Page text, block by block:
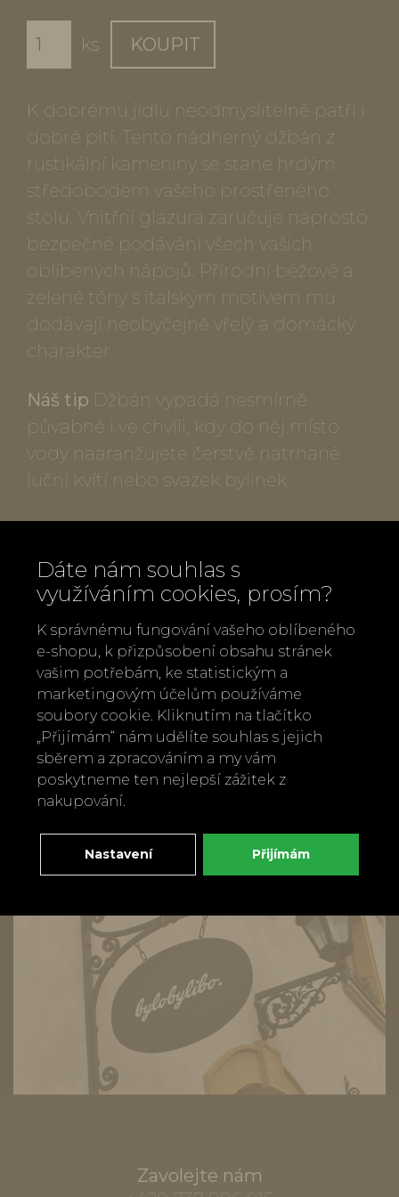
ks KOUPIT
K dobrému jídlu neodmyslitelně patří i
dobré pití. Tento nádherný džbán z
rustikální kameniny se stane hrdým
středobodem vašeho prostřeného
stolu. Vnitřní glazura zaručuje naprosto
bezpečné podávání všech vašich
oblíbených nápojů. Přírodní béžové a
zelené tóny s italským motivem mu
dodávají neobyčejně vřelý a domácký
charakter.
Náš tip Džbán vypadá nesmírně
půvabně i ve chvíli, kdy do něj místo
vody naaranžujete čerstvě natrhané
luční kvítí nebo svazek bylinek.
Rozměry:výška 25,4 cm, šířka 17,5 cm,
hloubka 12,8 cm
Materiál:kamenina s vnitřní glazurou
Barvy:harmonická béžová a zelená
Design:räder (Německo)
Zpět Doporučit
Zavolejte nám
Dáte nám souhlas s
využíváním cookies, prosím?
K správnému fungování vašeho oblíbeného
e-shopu, k přizpůsobení obsahu stránek
vašim potřebám, ke statistickým a
marketingovým účelům používáme
soubory cookie. Kliknutím na tlačítko
„Přijímám“ nám udělíte souhlas s jejich
sběrem a zpracováním a my vám
poskytneme ten nejlepší zážitek z
nakupování.
Nastavení Přijímám